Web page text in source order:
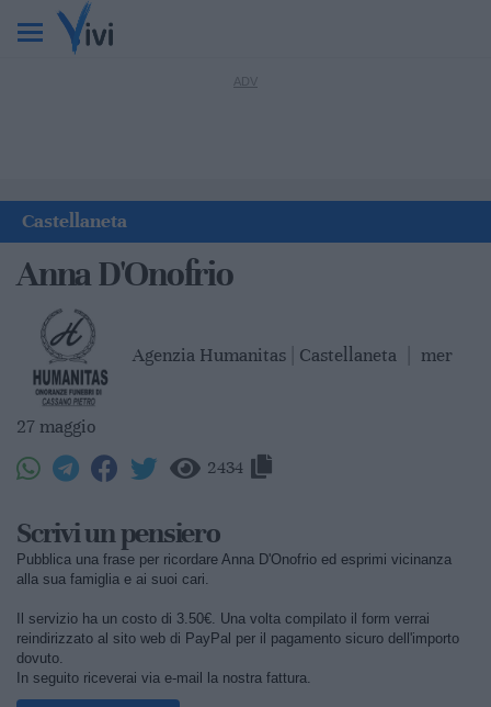
Castellaneta
Anna D'Onofrio
Agenzia Humanitas | Castellaneta mer
27 maggio
2434
Scrivi un pensiero
Pubblica una frase per ricordare Anna D'Onofrio ed esprimi vicinanza
alla sua famiglia e ai suoi cari.
Il servizio ha un costo di 3.50€. Una volta compilato il form verrai
reindirizzato al sito web di PayPal per il pagamento sicuro dell'importo
dovuto.
In seguito riceverai via e-mail la nostra fattura.